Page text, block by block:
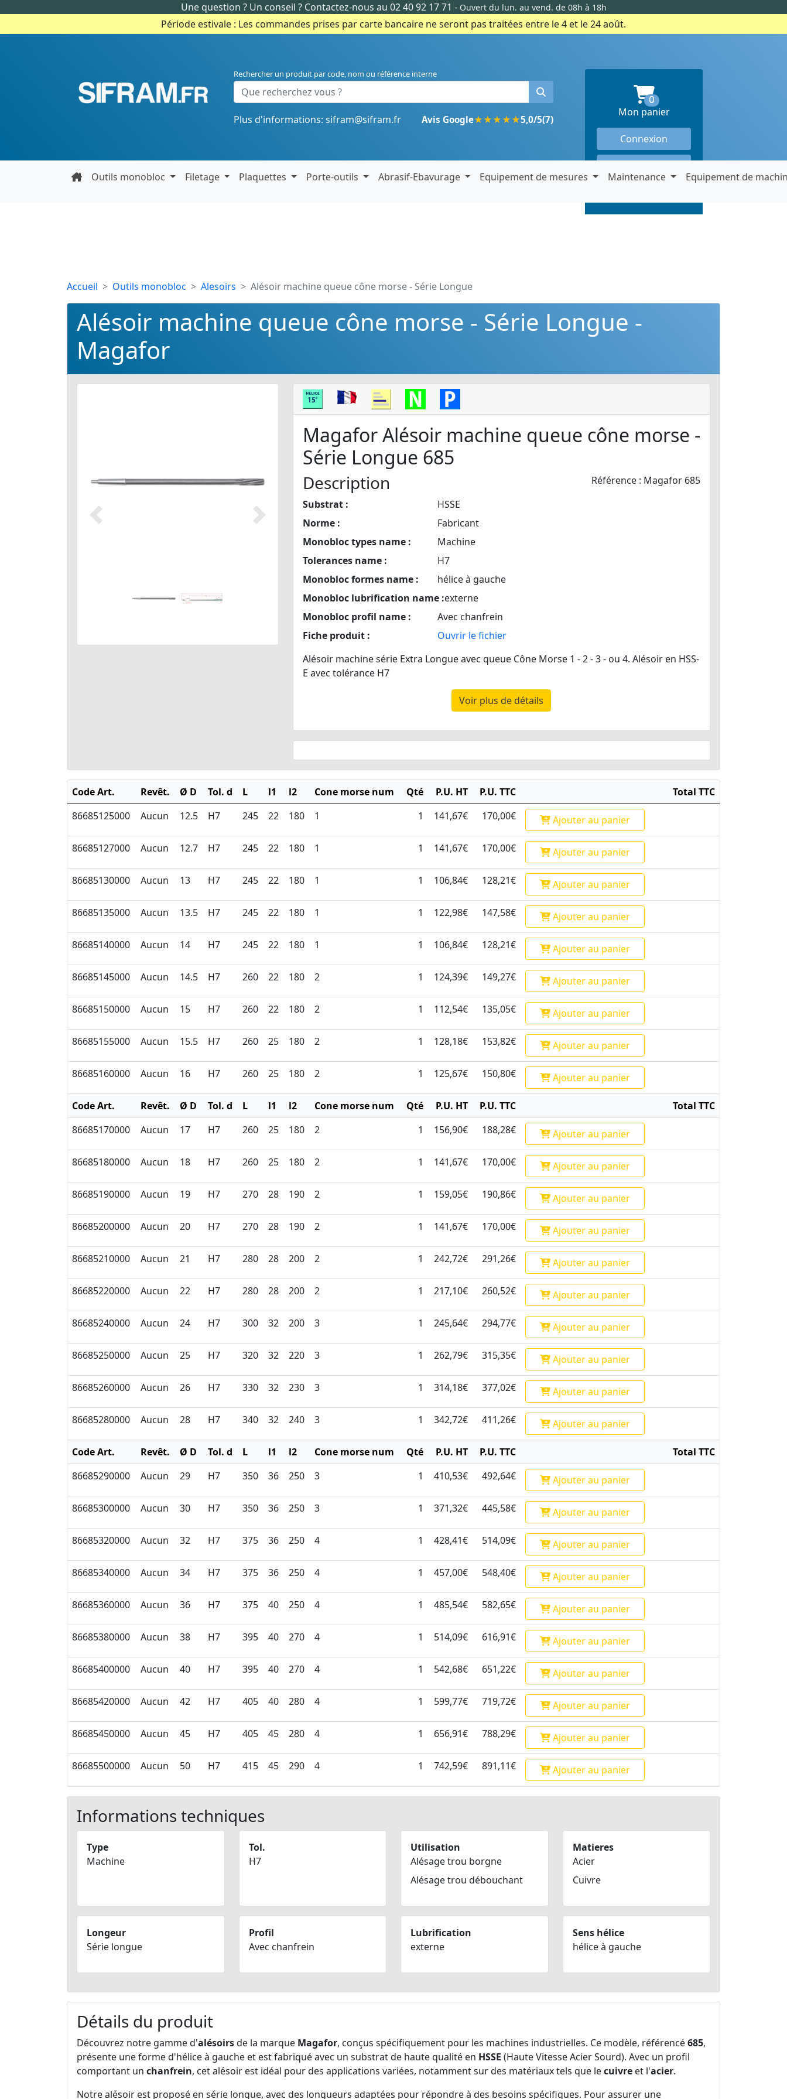
Une question ? Un conseil ?Contactez-nous au 02 40 92 17 71 - Ouvert du lun. au vend. de 08h à 18h
Période estivale : Les commandes prises par carte bancaire ne seront pas traitées entre le 4 et le 24 août.
Rechercher un produit par code, nom ou référence interne
Plus d'informations: sifram@sifram.fr Avis Google★★★★★5,0/5(7)
0produits en panier
Mon panier
Connexion
Outils monobloc
Filetage Plaquettes Porte-outils Abrasif-Ebavurage Equipement de mesures Maintenance Equipement de
Accueil Outils monobloc Alesoirs Alésoir machine queue cône morse - Série Longue
Alésoir machine queue cône morse - Série Longue -
Magafor
Précédent Suivant
Magafor Alésoir machine queue cône morse -
Série Longue 685
Référence : Magafor 685
Description
Substrat :
HSSE
Norme :
Fabricant
Monobloc types name :
Machine
Tolerances name :
H7
Monobloc formes name :
hélice à gauche
Monobloc lubrification name :externe
Monobloc profil name :
Avec chanfrein
Fiche produit :
Ouvrir le fichier
Alésoir machine série Extra Longue avec queue Cône Morse 1 - 2 - 3 - ou 4. Alésoir en HSS-
E avec tolérance H7
Voir plus de détails
Code Art. Revêt. Ø D Tol. d L l1 l2 Cone morse num Qté P.U. HT P.U. TTC
Total TTC
86685125000
Aucun 12.5 H7 245 22 180 1 1 141,67€ 170,00€ Ajouterau panier
86685127000 Aucun 12.7 H7 245 22 180 1 1 141,67€ 170,00€ Ajouterau panier
86685130000 Aucun 13 H7 245 22 180 1 1 106,84€ 128,21€ Ajouterau panier
86685135000 Aucun 13.5 H7 245 22 180 1 1 122,98€ 147,58€ Ajouterau panier
86685140000 Aucun 14 H7 245 22 180 1 1 106,84€ 128,21€ Ajouterau panier
86685145000 Aucun 14.5 H7 260 22 180 2 1 124,39€ 149,27€ Ajouterau panier
86685150000 Aucun 15 H7 260 22 180 2 1 112,54€ 135,05€ Ajouterau panier
86685155000 Aucun 15.5 H7 260 25 180 2 1 128,18€ 153,82€ Ajouterau panier
86685160000 Aucun 16 H7 260 25 180 2 1 125,67€ 150,80€ Ajouterau panier
Code Art. Revêt. Ø D Tol. d L l1 l2 Cone morse num Qté P.U. HT P.U. TTC
Total TTC
86685170000
Aucun 17 H7 260 25 180 2 1 156,90€ 188,28€ Ajouterau panier
86685180000 Aucun 18 H7 260 25 180 2 1 141,67€ 170,00€ Ajouterau panier
86685190000 Aucun 19 H7 270 28 190 2 1 159,05€ 190,86€ Ajouterau panier
86685200000 Aucun 20 H7 270 28 190 2 1 141,67€ 170,00€ Ajouterau panier
86685210000 Aucun 21 H7 280 28 200 2 1 242,72€ 291,26€ Ajouterau panier
86685220000 Aucun 22 H7 280 28 200 2 1 217,10€ 260,52€ Ajouterau panier
86685240000 Aucun 24 H7 300 32 200 3 1 245,64€ 294,77€ Ajouterau panier
86685250000 Aucun 25 H7 320 32 220 3 1 262,79€ 315,35€ Ajouterau panier
86685260000 Aucun 26 H7 330 32 230 3 1 314,18€ 377,02€ Ajouterau panier
86685280000 Aucun 28 H7 340 32 240 3 1 342,72€ 411,26€ Ajouterau panier
Code Art. Revêt. Ø D Tol. d L l1 l2 Cone morse num Qté P.U. HT P.U. TTC
Total TTC
86685290000
Aucun 29 H7 350 36 250 3 1 410,53€ 492,64€ Ajouterau panier
86685300000 Aucun 30 H7 350 36 250 3 1 371,32€ 445,58€ Ajouterau panier
86685320000 Aucun 32 H7 375 36 250 4 1 428,41€ 514,09€ Ajouterau panier
86685340000 Aucun 34 H7 375 36 250 4 1 457,00€ 548,40€ Ajouterau panier
86685360000 Aucun 36 H7 375 40 250 4 1 485,54€ 582,65€ Ajouterau panier
86685380000 Aucun 38 H7 395 40 270 4 1 514,09€ 616,91€ Ajouterau panier
86685400000 Aucun 40 H7 395 40 270 4 1 542,68€ 651,22€ Ajouterau panier
86685420000 Aucun 42 H7 405 40 280 4 1 599,77€ 719,72€ Ajouterau panier
86685450000 Aucun 45 H7 405 45 280 4 1 656,91€ 788,29€ Ajouterau panier
86685500000 Aucun 50 H7 415 45 290 4 1 742,59€ 891,11€ Ajouterau panier
Informations techniques
Type
Machine
Tol.
H7
Utilisation
Alésage trou borgne
Alésage trou débouchant
Matieres
Acier
Cuivre
Longeur
Série longue
Profil
Avec chanfrein
Lubrification
externe
Sens hélice
hélice à gauche
Détails du produit
Découvrez notre gamme d'alésoirsde la marque Magafor, conçus spécifiquement pour les machines industrielles. Ce modèle, référencé685,
présente une forme d'hélice à gauche et est fabriqué avec un substrat de haute qualité en HSSE (Haute Vitesse Acier Sourd). Avec un profil
comportant un chanfrein, cet alésoir est idéal pour des applications variées, notamment sur des matériaux tels que lecuivre et l'acier.
Notre alésoir est proposé en série longue, avec des longueurs adaptées pour répondre à des besoins spécifiques. Pour assurer une